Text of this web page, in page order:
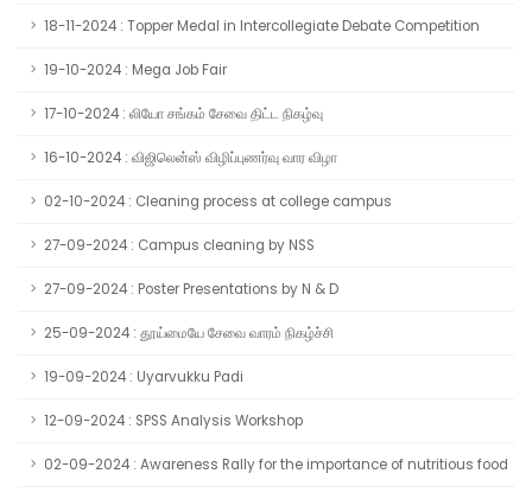
18-11-2024 : Topper Medal in Intercollegiate Debate Competition
19-10-2024 : Mega Job Fair
17-10-2024 : லியோ சங்கம் சேவை திட்ட நிகழ்வு
16-10-2024 : விஜிலென்ஸ் விழிப்புணர்வு வார விழா
02-10-2024 : Cleaning process at college campus
27-09-2024 : Campus cleaning by NSS
27-09-2024 : Poster Presentations by N & D
25-09-2024 : தூய்மையே சேவை வாரம் நிகழ்ச்சி
19-09-2024 : Uyarvukku Padi
12-09-2024 : SPSS Analysis Workshop
02-09-2024 : Awareness Rally for the importance of nutritious food